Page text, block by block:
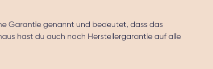
Garantie genannt und bedeutet, dass das
hast du auch noch Herstellergarantie auf alle